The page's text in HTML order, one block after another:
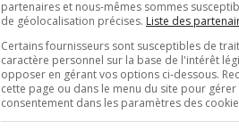
partenaires et nous-mêmes sommes
de géolocalisation précises. Liste des
Certains fournisseurs sont susceptibles de
caractère personnel sur la base de l'intérêt
opposer en gérant vos options ci-dessous.
cette page ou dans le menu du site pour
consentement dans les paramètres des